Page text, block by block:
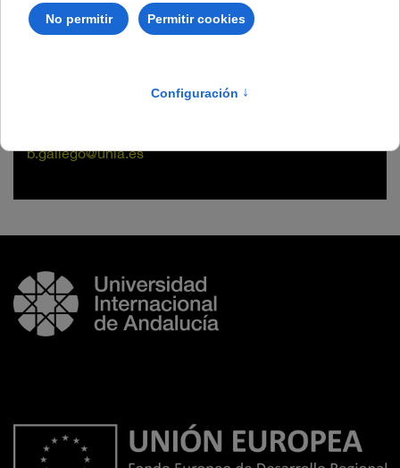
Berta Gallego Moreno
b.gallego@unia.es